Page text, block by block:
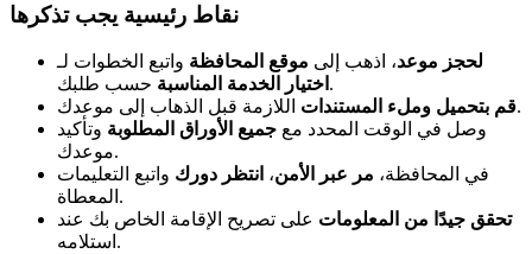
نقاط رئيسية يجب تذكرها
لحجز موعد، اذهب إلى موقع المحافظة واتبع الخطوات لـ
اختيار الخدمة المناسبة حسب طلبك.
قم بتحميل وملء المستنداتاللازمة قبل الذهاب إلى موعدك.
وصل في الوقت المحدد مع جميع الأوراق المطلوبة وتأكيد
موعدك.
في المحافظة، مر عبر الأمن، انتظر دورك واتبع التعليمات
المعطاة.
تحقق جيدًا من المعلومات على تصريح الإقامة الخاص بك عند
استلامه.